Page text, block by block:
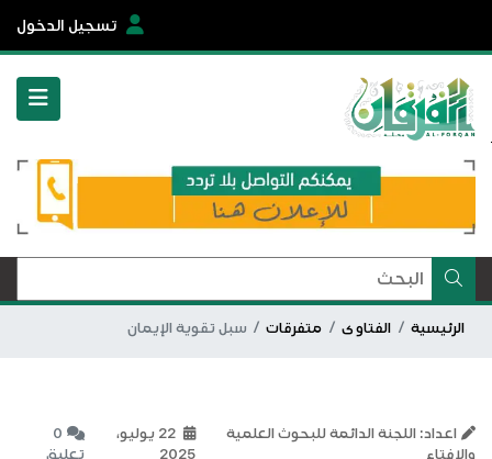
تسجيل الدخول
الرئيسية الفتاوى متفرقات سبل تقوية الإيمان
اعداد: اللجنة الدائمة للبحوث العلمية
والإفتاء
22 يوليو،
2025
0
تعليق